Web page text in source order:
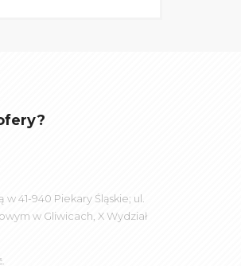
41-940 Piekary Śląskie; ul.
w Gliwicach, X Wydział